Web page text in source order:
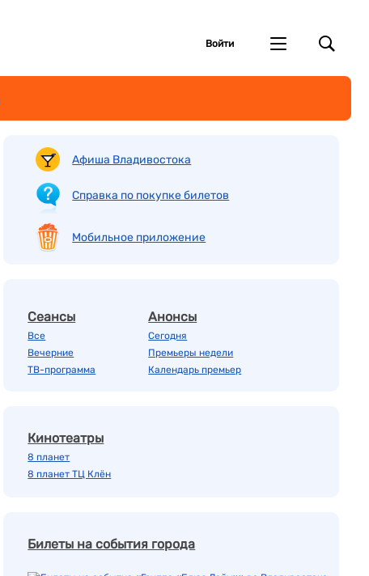
Войти
Афиша Владивостока
Справка по покупке билетов
Мобильное приложение
Сеансы
Все
Вечерние
ТВ-программа
Анонсы
Сегодня
Премьеры недели
Календарь премьер
Кинотеатры
8 планет
8 планет ТЦ Клён
Билеты на события города